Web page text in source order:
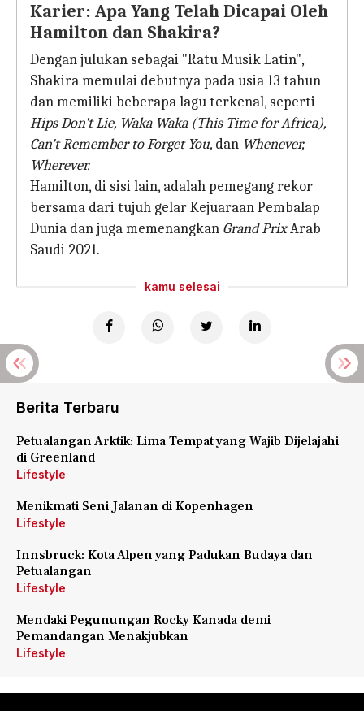
Karier: Apa Yang Telah Dicapai Oleh
Hamilton dan Shakira?
Dengan julukan sebagai "Ratu Musik Latin",
Shakira memulai debutnya pada usia 13 tahun
dan memiliki beberapa lagu terkenal, seperti
Hips Don't Lie, Waka Waka (This Time for Africa),
Can't Remember to Forget You, dan Whenever,
Wherever.
Hamilton, di sisi lain, adalah pemegang rekor
bersama dari tujuh gelar Kejuaraan Pembalap
Dunia dan juga memenangkan Grand PrixArab
Saudi 2021.
kamu selesai
Berita Terbaru
Petualangan Arktik: Lima Tempat yang Wajib Dijelajahi
di Greenland
Lifestyle
Menikmati Seni Jalanan di Kopenhagen
Lifestyle
Innsbruck: Kota Alpen yang Padukan Budaya dan
Petualangan
Lifestyle
Mendaki Pegunungan Rocky Kanada demi
Pemandangan Menakjubkan
Lifestyle